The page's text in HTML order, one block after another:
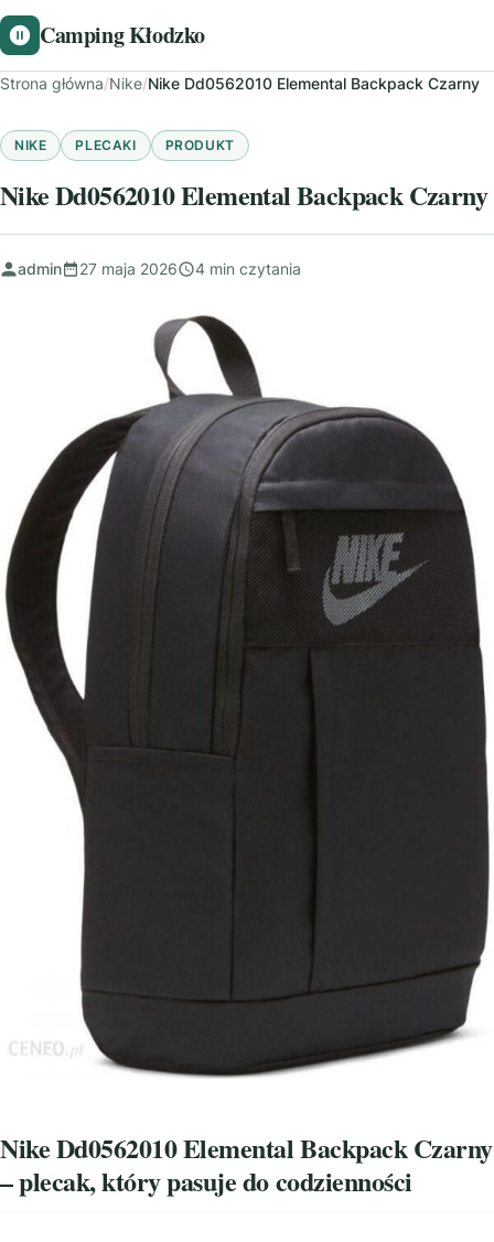
Camping Kłodzko
Strona główna/Nike/Nike Dd0562010 Elemental Backpack Czarny
NIKE PLECAKI PRODUKT
Nike Dd0562010 Elemental Backpack Czarny
admin 27 maja 2026 4 min czytania
Nike Dd0562010 Elemental Backpack Czarny
– plecak, który pasuje do codzienności